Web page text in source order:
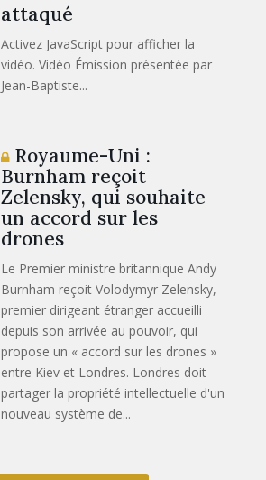
attaqué
Activez JavaScript pour afficher la
vidéo. Vidéo Émission présentée par
Jean-Baptiste...
Royaume-Uni :
Burnham reçoit
Zelensky, qui souhaite
un accord sur les
drones
Le Premier ministre britannique Andy
Burnham reçoit Volodymyr Zelensky,
premier dirigeant étranger accueilli
depuis son arrivée au pouvoir, qui
propose un « accord sur les drones »
entre Kiev et Londres. Londres doit
partager la propriété intellectuelle d'un
nouveau système de...